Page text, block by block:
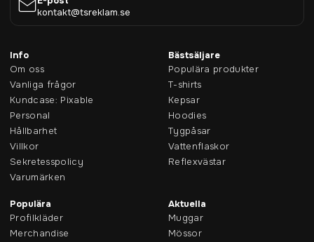
kontakt@tsreklam.se
Info
Om oss
Vanliga frågor
Kundcase: Pixable
Personal
Hållbarhet
Villkor
Sekretesspolicy
Varumärken
Bästsäljare
Populära produkter
T-shirts
Kepsar
Hoodies
Tygpåsar
Vattenflaskor
Reflexvästar
Populära
Profilkläder
Merchandise
Aktuella
Muggar
Mössor